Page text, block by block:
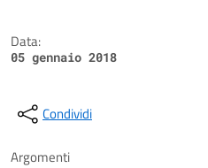
Data:
05 gennaio 2018
Condividi
Argomenti